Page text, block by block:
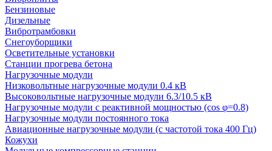
Бензиновые
Дизельные
Вибротрамбовки
Снегоуборщики
Осветительные установки
Станции прогрева бетона
Нагрузочные модули
Низковольтные нагрузочные модули 0.4 кВ
Высоковольтные нагрузочные модули 6.3/10.5 кВ
Нагрузочные модули с реактивной мощностью (cos φ=0.8)
Нагрузочные модули постоянного тока
Авиационные нагрузочные модули (с частотой тока 400 Гц)
Кожухи